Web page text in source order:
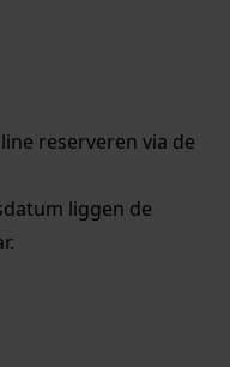
reserveren via de
liggen de